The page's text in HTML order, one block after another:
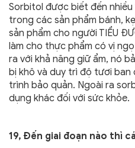
Sorbitol được biết đến
trong các sản phẩm bánh,
sản phẩm cho người TIỂU
làm cho thực phẩm có vị
ra với khả năng giữ ẩm, nó
bị khô và duy trì độ tươi
trình bảo quản. Ngoài ra
dụng khác đối với sức khỏe.
19, Đến giai đoạn nào thì